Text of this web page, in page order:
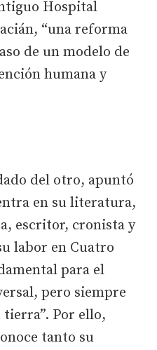
Hospital
“una reforma
de un modelo de
humana y
del otro, apuntó
en su literatura,
escritor, cronista y
labor en Cuatro
para el
pero siempre
Por ello,
tanto su